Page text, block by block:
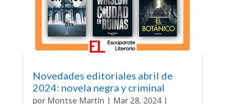
Novedades editoriales abril de
2024: novela negra y criminal
por Montse Martín | Mar 28, 2024|